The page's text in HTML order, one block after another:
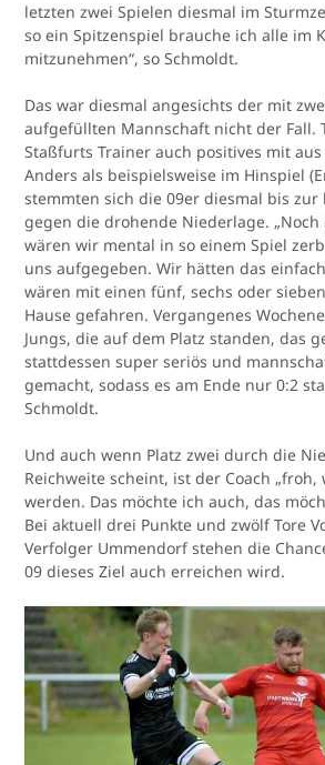
letzten zwei Spielen diesmal im
so ein Spitzenspiel brauche ich alle im
mitzunehmen“, so Schmoldt.
Das war diesmal angesichts der mit
aufgefüllten Mannschaft nicht der Fall.
Staßfurts Trainer auch positives mit
Anders als beispielsweise im Hinspiel
stemmten sich die 09er diesmal bis
gegen die drohende Niederlage.
wären wir mental in so einem Spiel
uns aufgegeben. Wir hätten das
wären mit einen fünf, sechs oder
Hause gefahren. Vergangenes
Jungs, die auf dem Platz standen, das
stattdessen super seriös und
gemacht, sodass es am Ende nur 0:2
Schmoldt.
Und auch wenn Platz zwei durch die
Reichweite scheint, ist der Coach
werden. Das möchte ich auch, das
Bei aktuell drei Punkte und zwölf Tore
Verfolger Ummendorf stehen die
09 dieses Ziel auch erreichen wird.